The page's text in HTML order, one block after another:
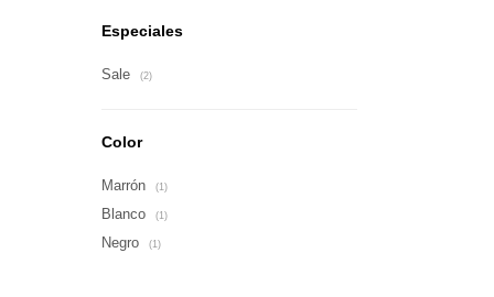
Especiales
Sale (2)
Color
Marrón (1)
Blanco (1)
Negro (1)